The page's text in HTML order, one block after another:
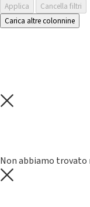
Applica
Cancella filtri
Carica altre colonnine
Non abbiamo trovato